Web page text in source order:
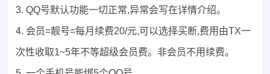
3. QQ号默认功能一切正常,异常会写在详情介绍。
4. 会员=靓号=每月续费20/元,可以选择买断,费用由TX一
次性收取1~5年不等超级会员费。非会员不用续费。